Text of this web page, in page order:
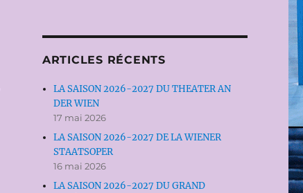
ARTICLES RÉCENTS
LA SAISON 2026-2027 DU THEATER AN
DER WIEN
17 mai 2026
LA SAISON 2026-2027 DE LA WIENER
STAATSOPER
16 mai 2026
LA SAISON 2026-2027 DU GRAND